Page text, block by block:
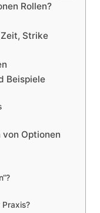
Rollen?
Strike
Beispiele
Optionen